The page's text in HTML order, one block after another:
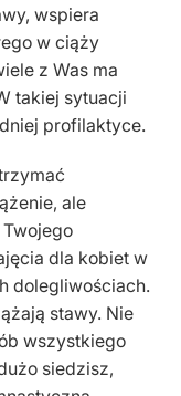
wspiera
w ciąży
z Was ma
takiej sytuacji
profilaktyce.
ale
dla kobiet w
dolegliwościach.
stawy. Nie
wszystkiego
siedzisz,